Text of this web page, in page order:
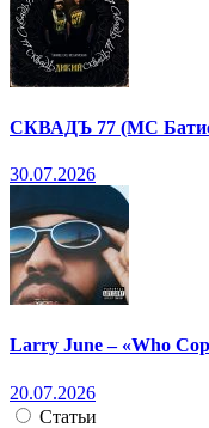
СКВАДЪ 77 (МС
30.07.2026
Larry June – «Who
20.07.2026
Статьи